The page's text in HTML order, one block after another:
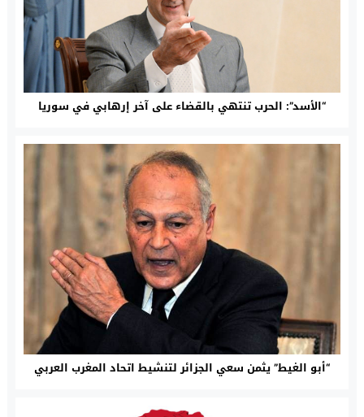
“الأسد”: الحرب تنتهي بالقضاء على آخر إرهابي في سوريا
“أبو الغيط” يثمن سعي الجزائر لتنشيط اتحاد المغرب العربي